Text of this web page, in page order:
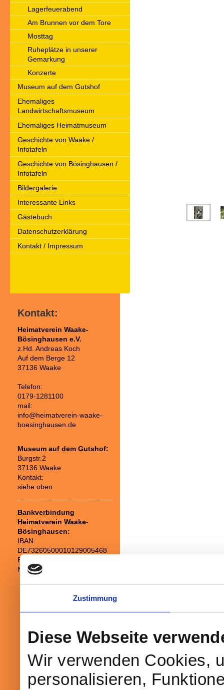
Zustimmung
Diese Webseite
Wir verwenden Cookies,
personalisieren,
Lagerfeuerabend
Am Brunnen vor dem Tore
Mosttag
Ruheplätze in unserer
Gemarkung
Konzerte
Museum auf dem Gutshof
Ehemaliges
Landwirtschaftsmuseum
Ehemaliges Heimatmuseum
Geschichte von Waake /
Infotafeln
Geschichte von Bösinghausen /
Infotafeln
Bildergalerie
Interessante Links
Gästebuch
Datenschutzerklärung
Kontakt / Impressum
Kontakt:
Heimatverein Waake-
Bösinghausen e.V.
z.Hd. Andreas Koch
Auf dem Berge 12
37136 Waake
Telefon:
0179-1281100
mail:
info@heimatverein-waake-
boesinghausen.de
Museum auf dem Gutshof:
Burgstr.2
37136 Waake
Kontakt:
siehe oben
Bankverbindung
Heimatverein Waake-
Bösinghausen:
IBAN:
DE73260500010129005468
BIC:
NOLADE21GOE